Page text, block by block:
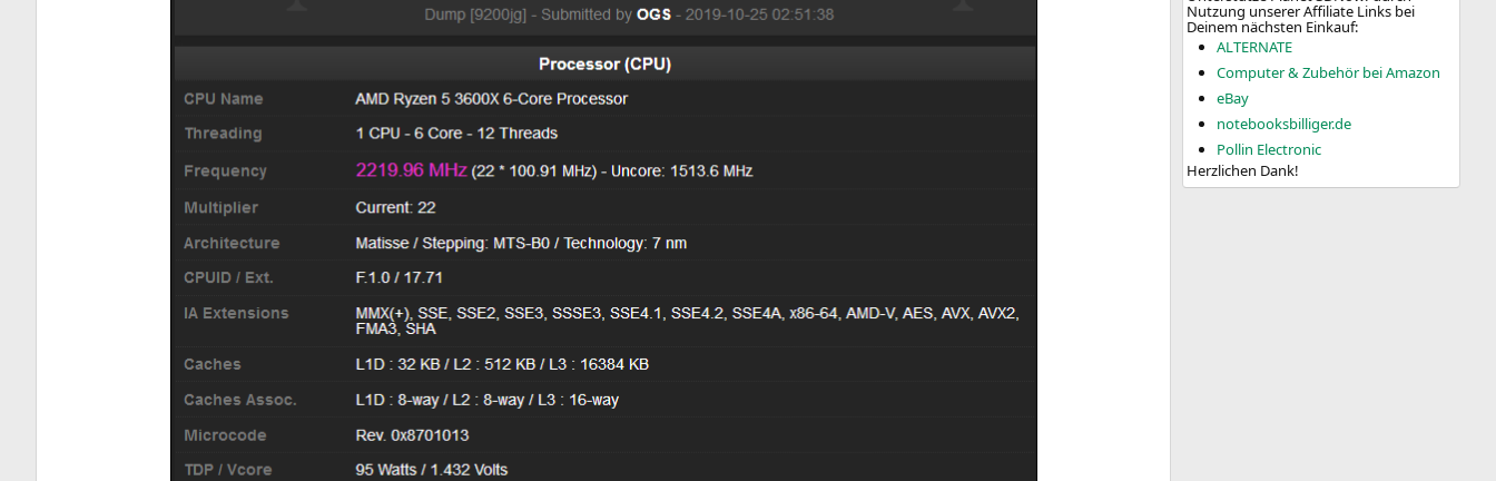
Nutzung unserer Affiliate Links bei
Deinem nächsten Einkauf:
ALTERNATE
Computer & Zubehör bei Amazon
eBay
notebooksbilliger.de
Pollin Electronic
Herzlichen Dank!